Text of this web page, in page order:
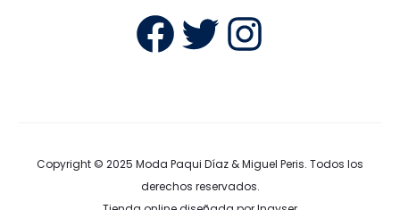
Facebook
Twitter
Copyright © 2025 Moda Paqui Díaz & Miguel Peris. Todos los
derechos reservados.